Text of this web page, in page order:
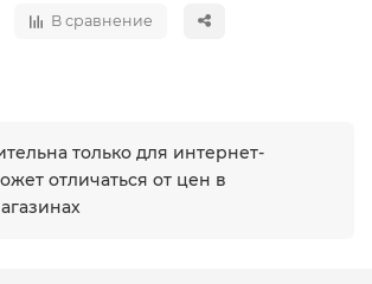
В сравнение
только для интернет-
отличаться от цен в